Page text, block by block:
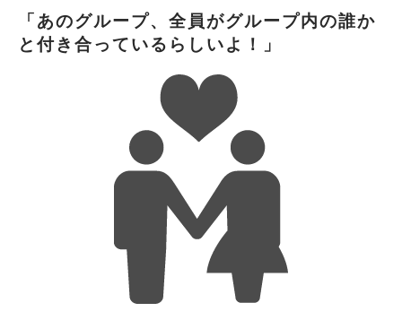
「あのグループ、全員がグループ内の誰か
と付き合っているらしいよ！」